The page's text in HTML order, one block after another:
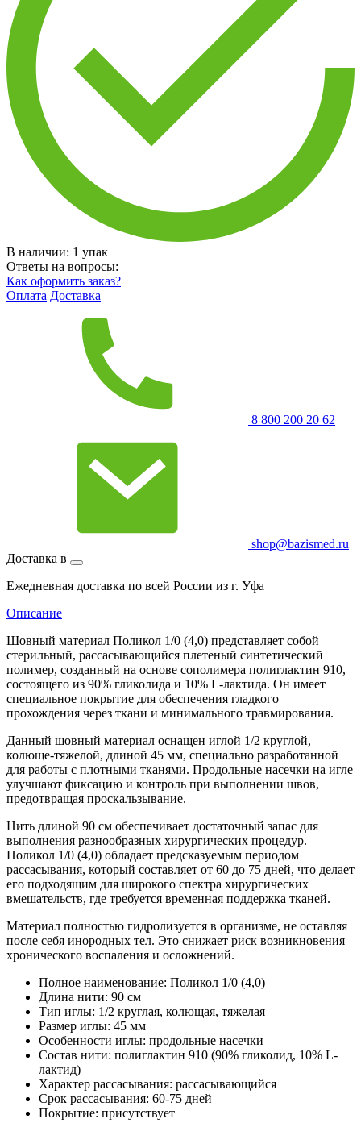
В наличии: 1 упак
Ответы на вопросы:
Как оформить заказ?
Оплата Доставка
8 800 200 20 62
shop@bazismed.ru
Доставка в
Ежедневная доставка по всей России из г. Уфа
Описание
Шовный материал Поликол 1/0 (4,0) представляет собой
стерильный, рассасывающийся плетеный синтетический
полимер, созданный на основе сополимера полиглактин 910,
состоящего из 90% гликолида и 10% L-лактида. Он имеет
специальное покрытие для обеспечения гладкого
прохождения через ткани и минимального травмирования.
Данный шовный материал оснащен иглой 1/2 круглой,
колюще-тяжелой, длиной 45 мм, специально разработанной
для работы с плотными тканями. Продольные насечки на игле
улучшают фиксацию и контроль при выполнении швов,
предотвращая проскальзывание.
Нить длиной 90 см обеспечивает достаточный запас для
выполнения разнообразных хирургических процедур.
Поликол 1/0 (4,0) обладает предсказуемым периодом
рассасывания, который составляет от 60 до 75 дней, что делает
его подходящим для широкого спектра хирургических
вмешательств, где требуется временная поддержка тканей.
Материал полностью гидролизуется в организме, не оставляя
после себя инородных тел. Это снижает риск возникновения
хронического воспаления и осложнений.
Полное наименование: Поликол 1/0 (4,0)
Длина нити: 90 см
Тип иглы: 1/2 круглая, колющая, тяжелая
Размер иглы: 45 мм
Особенности иглы: продольные насечки
Состав нити: полиглактин 910 (90% гликолид, 10% L-
лактид)
Характер рассасывания: рассасывающийся
Срок рассасывания: 60-75 дней
Покрытие: присутствует